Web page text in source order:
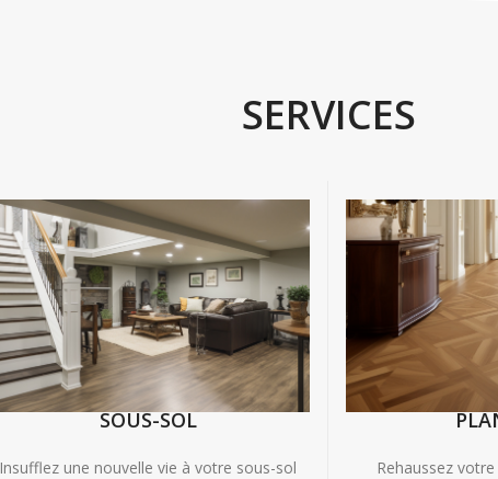
SERVICES
SOUS-SOL
Insufflez une nouvelle vie à votre sous-sol
Rehaussez